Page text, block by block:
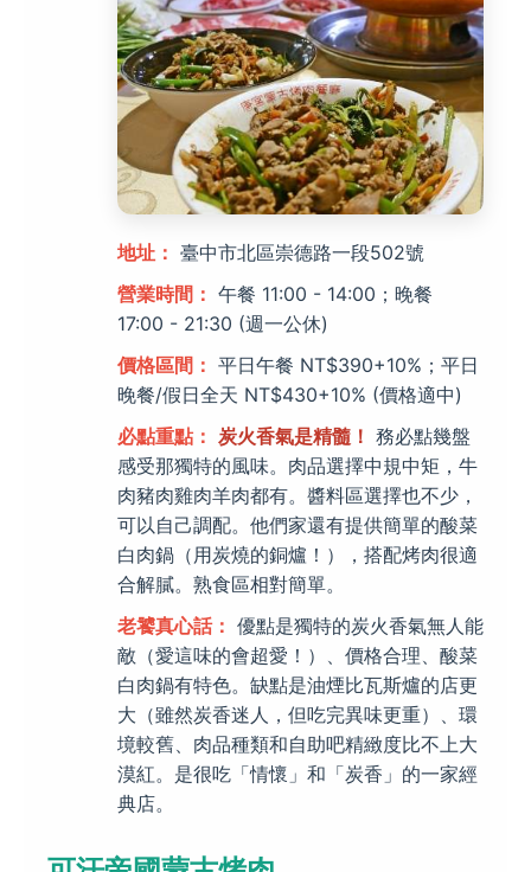
地址： 臺中市北區崇德路一段502號
營業時間： 午餐 11:00 - 14:00；晚餐
17:00 - 21:30 (週一公休)
價格區間： 平日午餐 NT$390+10%；平日
晚餐/假日全天 NT$430+10% (價格適中)
必點重點： 炭火香氣是精髓！ 務必點幾盤
感受那獨特的風味。肉品選擇中規中矩，牛
肉豬肉雞肉羊肉都有。醬料區選擇也不少，
可以自己調配。他們家還有提供簡單的酸菜
白肉鍋（用炭燒的銅爐！），搭配烤肉很適
合解膩。熟食區相對簡單。
老饕真心話： 優點是獨特的炭火香氣無人能
敵（愛這味的會超愛！）、價格合理、酸菜
白肉鍋有特色。缺點是油煙比瓦斯爐的店更
大（雖然炭香迷人，但吃完異味更重）、環
境較舊、肉品種類和自助吧精緻度比不上大
漠紅。是很吃「情懷」和「炭香」的一家經
典店。